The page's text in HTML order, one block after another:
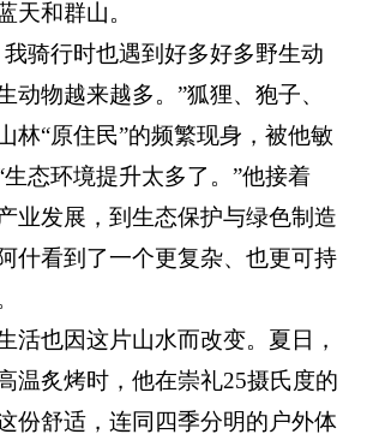
天和群山。
我骑行时也遇到好多好多野生动
动物越来越多。”狐狸、狍子、
“原住民”的频繁现身，被他敏
态环境提升太多了。”他接着
业发展，到生态保护与绿色制造
什看到了一个更复杂、也更可持
活也因这片山水而改变。夏日，
温炙烤时，他在崇礼25摄氏度的
份舒适，连同四季分明的户外体